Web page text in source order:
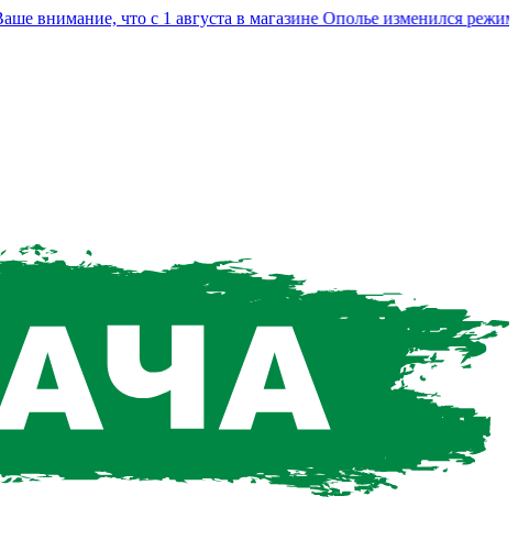
что с 1 августа в магазине Ополье изменился режим